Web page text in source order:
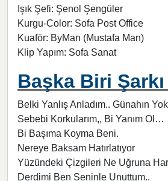
Işık Şefi: Şenol Şengüler
Kurgu-Color: Sofa Post Office
Kuaför: ByMan (Mustafa Man)
Klip Yapım: Sofa Sanat
Başka Biri
Belki Yanlış Anladım.. Günahın
Sebebi Korkularım,, Bi Yanım Ol…
Bi Başıma Koyma Beni.
Nereye Baksam Hatırlatıyor
Yüzündeki Çizgileri Ne Uğruna
Derdimi Ben Seninle Unuttum..